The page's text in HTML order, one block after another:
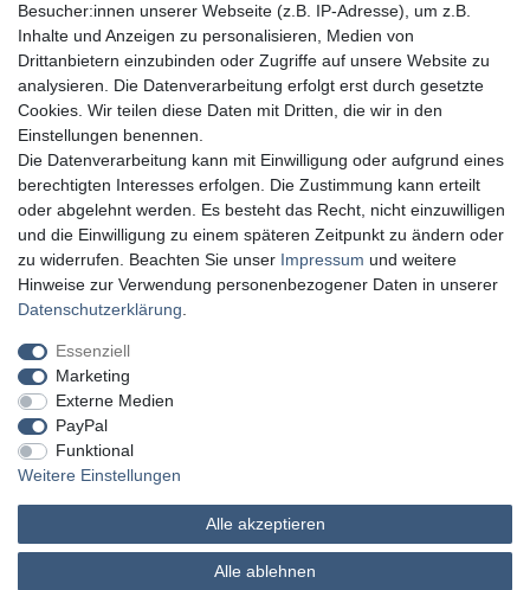
MATHES Werkzeuge und Maschinen
Besucher:innen unserer Webseite (z.B. IP-Adresse), um z.B.
Inhalte und Anzeigen zu personalisieren, Medien von
Drittanbietern einzubinden oder Zugriffe auf unsere Website zu
analysieren. Die Datenverarbeitung erfolgt erst durch gesetzte
Cookies. Wir teilen diese Daten mit Dritten, die wir in den
Einstellungen benennen.
Die Datenverarbeitung kann mit Einwilligung oder aufgrund eines
berechtigten Interesses erfolgen. Die Zustimmung kann erteilt
oder abgelehnt werden. Es besteht das Recht, nicht einzuwilligen
und die Einwilligung zu einem späteren Zeitpunkt zu ändern oder
zu widerrufen. Beachten Sie unser Impressum und weitere
Hinweise zur Verwendung personenbezogener Daten in unserer
Daten­schutz­erklärung
Essenziell
Marketing
Externe Medien
PayPal
Funktional
Weitere Einstellungen
Alle akzeptieren
Alle ablehnen